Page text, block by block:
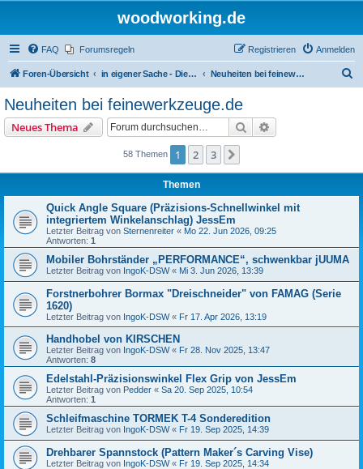
woodworking.de
FAQ Forumsregeln Anmelden
Registrieren
Foren-Übersicht in eigener Sache - Dieter Schmid Werkzeuge GmbH Neuheiten bei feinewerkzeuge.de
Neuheiten bei feinewerkzeuge.de
Neues Thema Suche
58 Themen 1 2 3
Themen
Quick Angle Square (Präzisions-Schnellwinkel mit
integriertem Winkelanschlag) JessEm
Letzter Beitrag von Sternenreiter « Mo 22. Jun 2026, 09:25
Antworten: 1
Mobiler Bohrständer „PERFORMANCE“, schwenkbar jUUMA
Letzter Beitrag von IngoK-DSW« Mi 3. Jun 2026, 13:39
Forstnerbohrer Bormax "Dreischneider" von FAMAG (Serie
1620)
Letzter Beitrag von IngoK-DSW« Fr 17. Apr 2026, 13:19
Handhobel von KIRSCHEN
Letzter Beitrag von IngoK-DSW« Fr 28. Nov 2025, 13:47
Antworten: 8
Edelstahl-Präzisionswinkel Flex Grip von JessEm
Letzter Beitrag von Pedder « Sa 20. Sep 2025, 10:54
Antworten: 1
Schleifmaschine TORMEK T-4 Sonderedition
Letzter Beitrag von IngoK-DSW« Fr 19. Sep 2025, 14:39
Drehbarer Spannstock (Pattern Maker´s Carving Vise)
Letzter Beitrag von IngoK-DSW« Fr 19. Sep 2025, 14:34